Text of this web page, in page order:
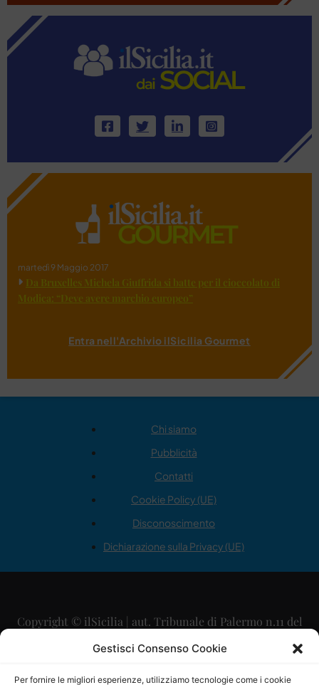
Gestisci Consenso Cookie
Per fornire le migliori esperienze, utilizziamo tecnologie come i cookie
martedì 9 Maggio 2017
Da Bruxelles Michela Giuffrida si batte per il cioccolato di
Modica: “Deve avere marchio europeo”
Entra nell'Archivio ilSicilia Gourmet
Chi siamo
Pubblicità
Contatti
Cookie Policy (UE)
Disconoscimento
Dichiarazione sulla Privacy (UE)
Copyright © ilSicilia | aut. Tribunale di Palermo n.11 del
29/09/2015